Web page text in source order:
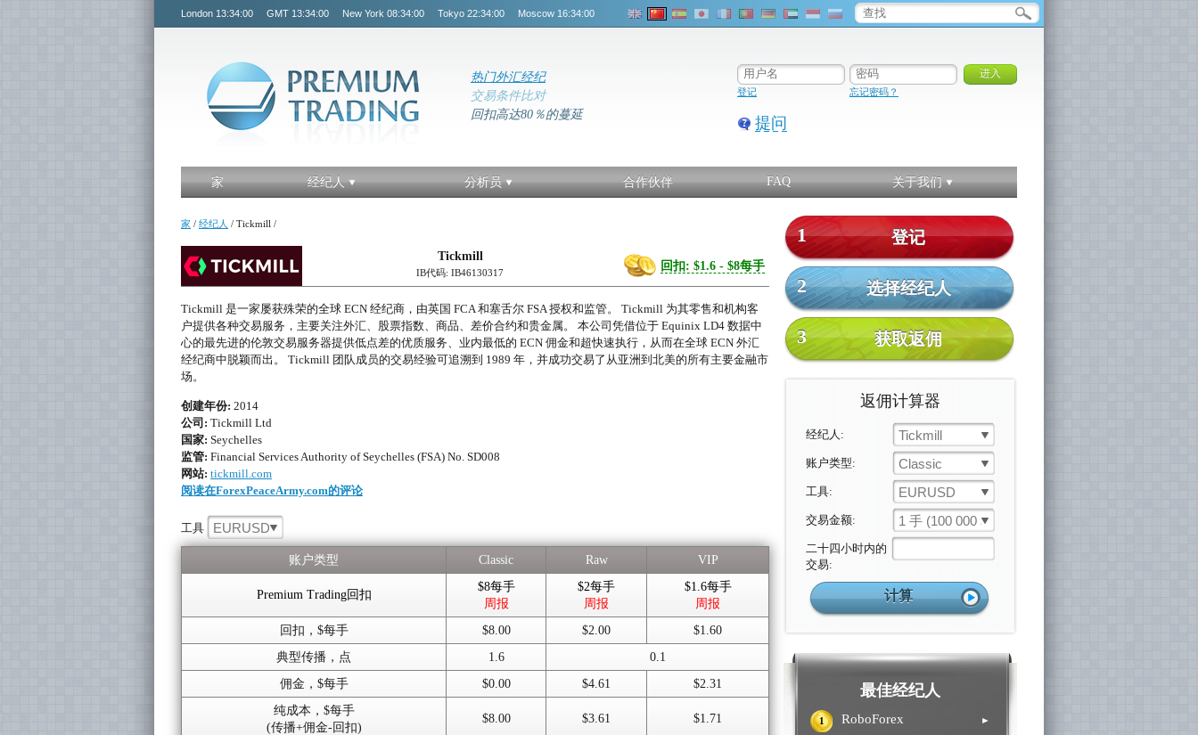
London 13:34:00 GMT 13:34:00 New York 08:34:00 Tokyo 22:34:00 Moscow 16:34:00
热门外汇经纪
交易条件比对
回扣高达80％的蔓延
登记 忘记密码？
提问
家 经纪人 分析员 合作伙伴 FAQ 关于我们
1 登记
2 选择经纪人
3 获取返佣
返佣计算器
经纪人: Tickmill
账户类型: Classic
工具: EURUSD
交易金额: 1 手 (100 000 单位)
二十四小时内的
交易:
最佳经纪人
1 RoboForex ►
家 / 经纪人 / Tickmill /
Tickmill
IB代码: IB46130317 回扣: $1.6 - $8每手
Tickmill 是一家屡获殊荣的全球 ECN 经纪商，由英国 FCA 和塞舌尔 FSA 授权和监管。 Tickmill 为其零售和机构客
户提供各种交易服务，主要关注外汇、股票指数、商品、差价合约和贵金属。 本公司凭借位于 Equinix LD4 数据中
心的最先进的伦敦交易服务器提供低点差的优质服务、业内最低的 ECN 佣金和超快速执行，从而在全球 ECN 外汇
经纪商中脱颖而出。 Tickmill 团队成员的交易经验可追溯到 1989 年，并成功交易了从亚洲到北美的所有主要金融市
场。
创建年份: 2014
公司: Tickmill Ltd
国家: Seychelles
监管: Financial Services Authority of Seychelles (FSA) No. SD008
网站: tickmill.com
阅读在ForexPeaceArmy.com的评论
工具 EURUSD
账户类型 Classic Raw VIP
Premium Trading回扣
$8每手
周报
$2每手
周报
$1.6每手
周报
回扣，$每手
$8.00 $2.00
$1.60
典型传播，点
1.6
0.1
佣金，$每手
$0.00 $4.61
$2.31
纯成本，$每手
(传播+佣金-回扣)
$8.00 $3.61 $1.71